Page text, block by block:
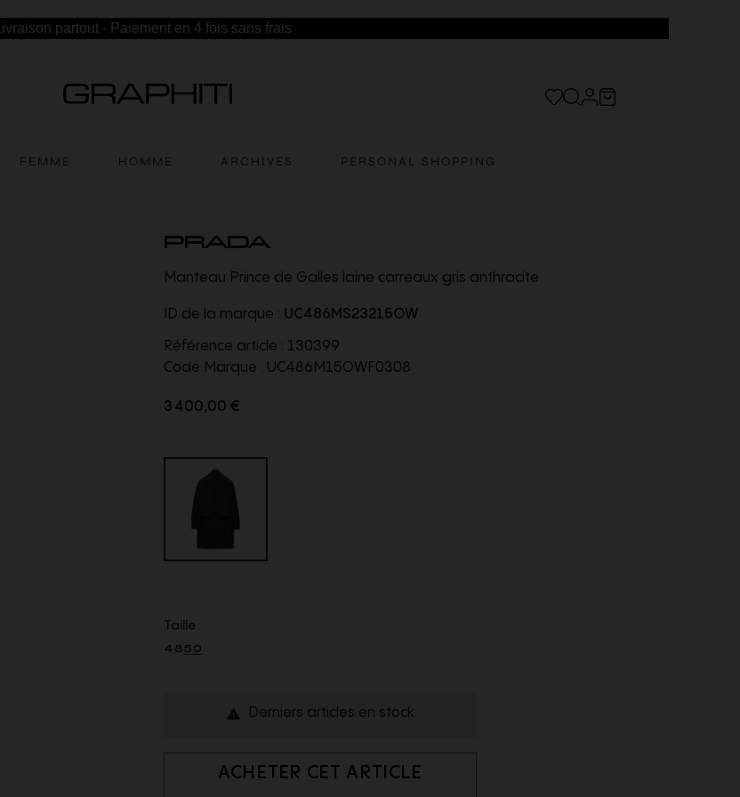
Livraison partout - Paiement en 4 fois sans frais
FEMME HOMME ARCHIVES PERSONAL SHOPPING
PRADA
Manteau Prince de Galles laine carreaux gris anthracite
ID de la marque : UC486MS23215OW
Référence article : 130399
Code Marque : UC486M15OWF0308
3 400,00 €
Taille :
4850
 Derniers articles en stock
ACHETER CET ARTICLE